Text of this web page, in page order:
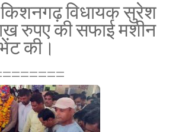
किशनगढ़ विधायक सुरेश
रुपए की सफाई मशीन
की।